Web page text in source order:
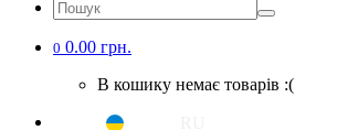
0 0.00 грн.
В кошику немає товарів :(